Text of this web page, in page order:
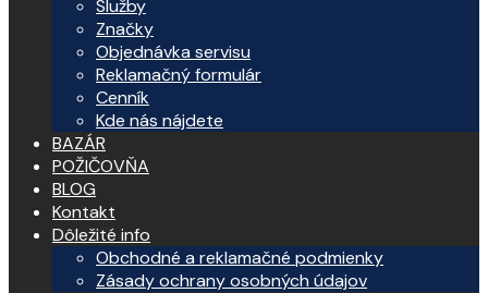
Služby
Značky
Objednávka servisu
Reklamačný formulár
Cenník
Kde nás nájdete
BAZÁR
POŽIČOVŇA
BLOG
Kontakt
Dôležité info
Obchodné a reklamačné podmienky
Zásady ochrany osobných údajov